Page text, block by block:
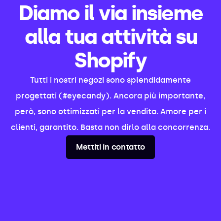
Diamo il via insieme
alla tua attività su
Shopify
Tutti i nostri negozi sono splendidamente
progettati (#eyecandy). Ancora più importante,
però, sono ottimizzati per la vendita. Amore per i
clienti, garantito. Basta non dirlo alla concorrenza.
Mettiti in contatto